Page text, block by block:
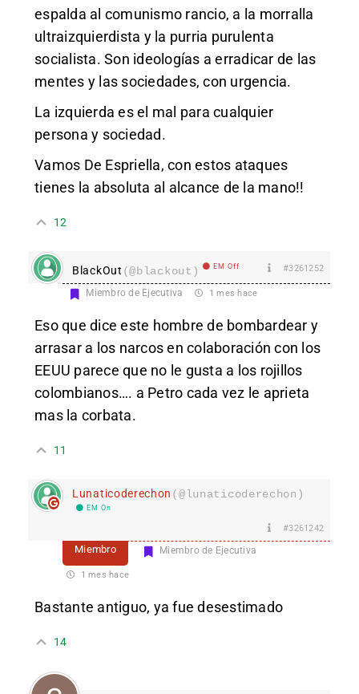
espalda al comunismo rancio, a la morralla
ultraizquierdista y la purria purulenta
socialista. Son ideologías a erradicar de las
mentes y las sociedades, con urgencia.
La izquierda es el mal para cualquier
persona y sociedad.
Vamos De Espriella, con estos ataques
tienes la absoluta al alcance de la mano!!
12
BlackOut (@blackout) EM Off #3261252
Miembro de Ejecutiva 1 mes hace
Eso que dice este hombre de bombardear y
arrasar a los narcos en colaboración con los
EEUU parece que no le gusta a los rojillos
colombianos…. a Petro cada vez le aprieta
mas la corbata.
11
Lunaticoderechon (@lunaticoderechon)
EM On
#3261242
Miembro Miembro de Ejecutiva
1 mes hace
Bastante antiguo, ya fue desestimado
14